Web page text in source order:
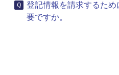
登記情報を請求するた
要ですか。